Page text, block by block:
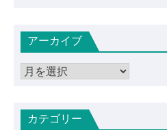
アーカイブ
ア
イカテゴリー